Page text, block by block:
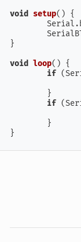
void setup() {
}
void loop() {
if
if
}